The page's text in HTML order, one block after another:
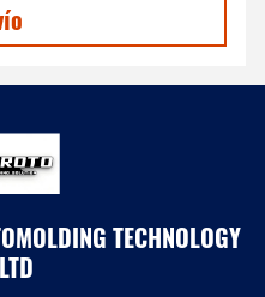
TECHNOLOGY